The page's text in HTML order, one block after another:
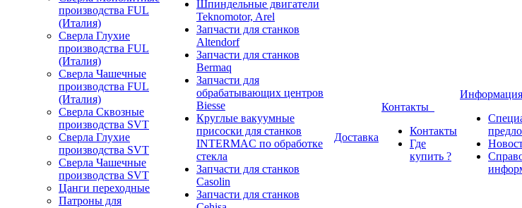
производства FUL
(Италия)
Сверла Глухие
производства FUL
(Италия)
Сверла Чашечные
производства FUL
(Италия)
Сверла Сквозные
производства SVT
Сверла Глухие
производства SVT
Сверла Чашечные
производства SVT
Цанги переходные
Патроны для
Шпиндельные двигатели
Teknomotor, Arel
Запчасти для станков
Altendorf
Запчасти для станков
Bermaq
Запчасти для
обрабатывающих центров
Biesse
Круглые вакуумные
присоски для станков
INTERMAC по обработке
стекла
Запчасти для станков
Casolin
Запчасти для станков
Доставка
Контакты
Контакты
Где
купить ?